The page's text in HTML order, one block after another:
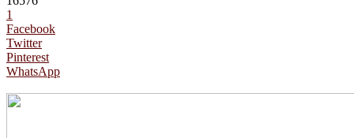
1
Facebook
Twitter
Pinterest
WhatsApp